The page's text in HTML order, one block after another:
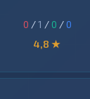
0 /1 / 0 /0
4,8 ★